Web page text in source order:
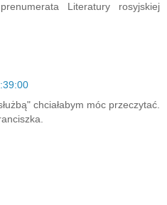
Literatury rosyjskiej
chciałabym móc przeczytać.